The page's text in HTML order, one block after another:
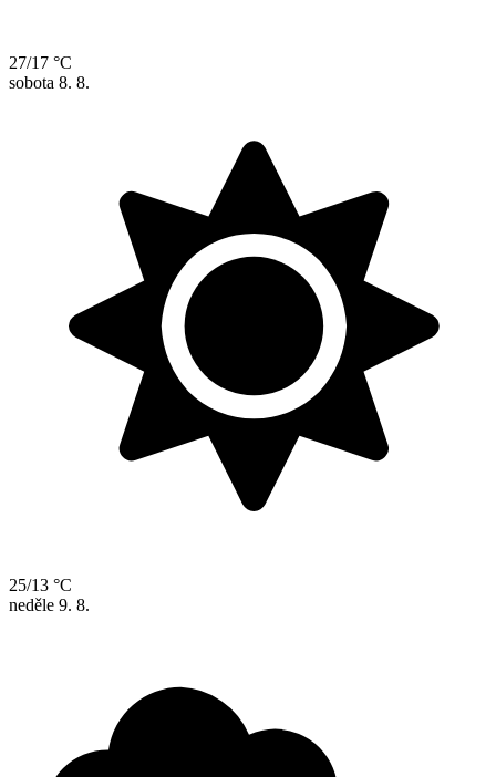
27/17 °C
sobota 8. 8.
25/13 °C
neděle 9. 8.